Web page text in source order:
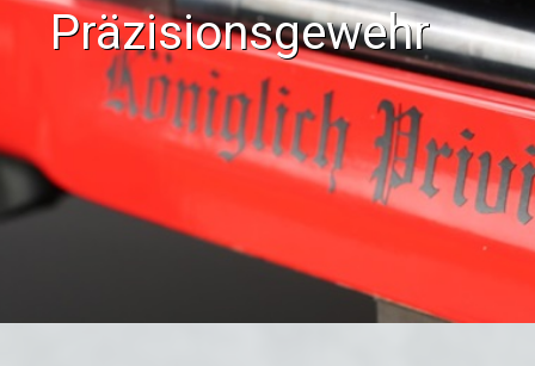
Präzisionsgewehr